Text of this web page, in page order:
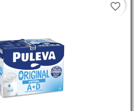
favorite_border